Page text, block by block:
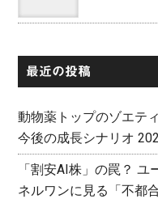
最近の投稿
動物薬トップのゾエテ
今後の成長シナリオ
「割安AI株」の罠？
ネルワンに見る「不都